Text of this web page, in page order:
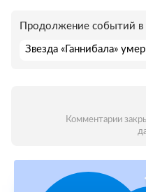
Продолжение событий в
Звезда «Ганнибала»
Комментарии